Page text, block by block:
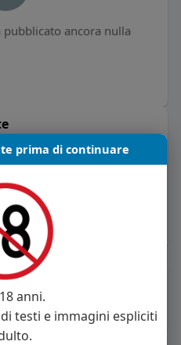
ancora nulla
prima di continuare
anni.
testi e immagini espliciti